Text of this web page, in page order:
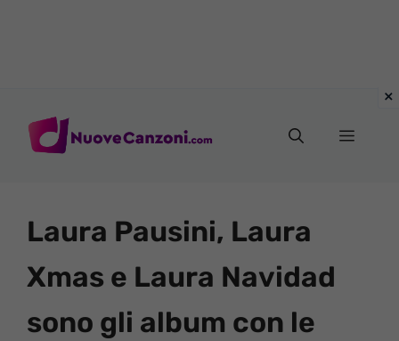
Menu
Laura Pausini, Laura
Xmas e Laura Navidad
sono gli album con le